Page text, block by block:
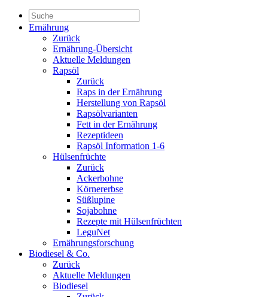
Ernährung
Zurück
Ernährung-Übersicht
Aktuelle Meldungen
Rapsöl
Zurück
Raps in der Ernährung
Herstellung von Rapsöl
Rapsölvarianten
Fett in der Ernährung
Rezeptideen
Rapsöl Information 1-6
Hülsenfrüchte
Zurück
Ackerbohne
Körnererbse
Süßlupine
Sojabohne
Rezepte mit Hülsenfrüchten
LeguNet
Ernährungsforschung
Biodiesel & Co.
Zurück
Aktuelle Meldungen
Biodiesel